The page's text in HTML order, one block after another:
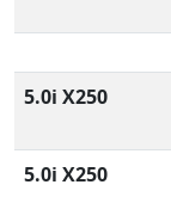
5.0i X250
5.0i X250